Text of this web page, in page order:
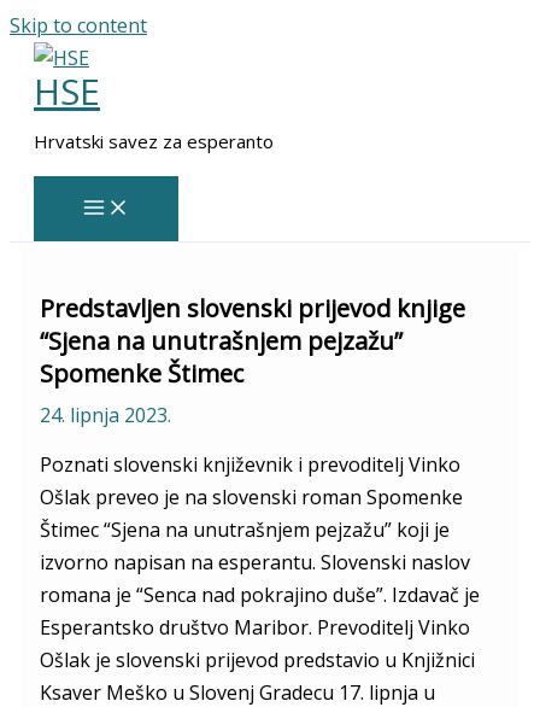
Skip to content
HSE
Hrvatski savez za esperanto
Predstavljen slovenski prijevod knjige
“Sjena na unutrašnjem pejzažu”
Spomenke Štimec
24. lipnja 2023.
Poznati slovenski književnik i prevoditelj Vinko
Ošlak preveo je na slovenski roman Spomenke
Štimec “Sjena na unutrašnjem pejzažu” koji je
izvorno napisan na esperantu. Slovenski naslov
romana je “Senca nad pokrajino duše”. Izdavač je
Esperantsko društvo Maribor. Prevoditelj Vinko
Ošlak je slovenski prijevod predstavio u Knjižnici
Ksaver Meško u Slovenj Gradecu 17. lipnja u